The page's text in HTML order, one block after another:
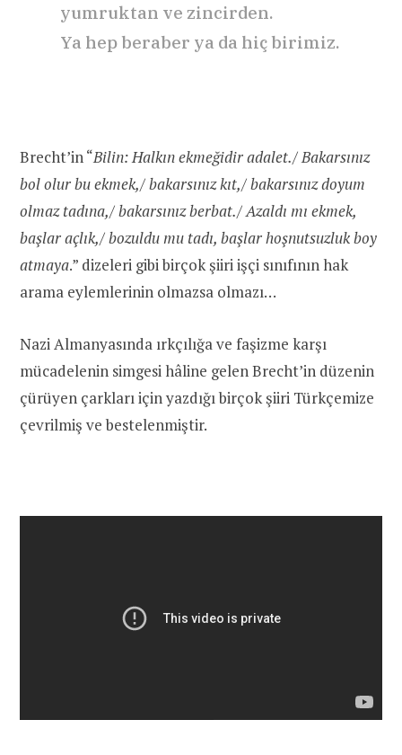
yumruktan ve zincirden.
Ya hep beraber ya da hiç birimiz.
Brecht’in “Bilin: Halkın ekmeğidir adalet./ Bakarsınız
bol olur bu ekmek,/ bakarsınız kıt,/ bakarsınız doyum
olmaz tadına,/ bakarsınız berbat./ Azaldı mı ekmek,
başlar açlık,/ bozuldu mu tadı, başlar hoşnutsuzluk boy
atmaya.” dizeleri gibi birçok şiiri işçi sınıfının hak
arama eylemlerinin olmazsa olmazı…
Nazi Almanyasında ırkçılığa ve faşizme karşı
mücadelenin simgesi hâline gelen Brecht’in düzenin
çürüyen çarkları için yazdığı birçok şiiri Türkçemize
çevrilmiş ve bestelenmiştir.